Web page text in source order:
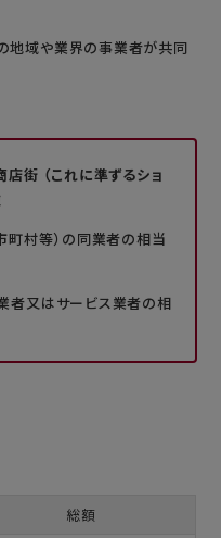
地域や業界の事業者が共同
店街 （これに準ずるショ
町村等）の同業者の相当
者又はサービス業者の相
総額